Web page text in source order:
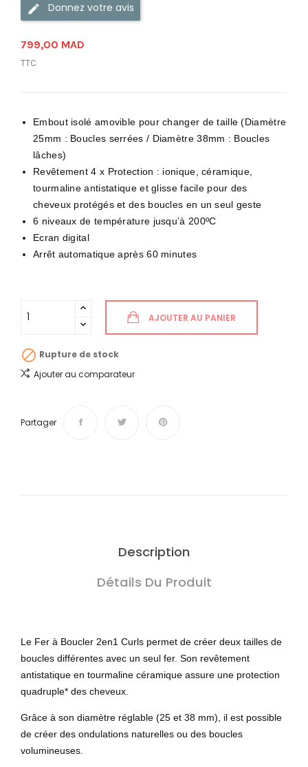
Donnez votre avis
799,00 MAD
TTC
Embout isolé amovible pour changer de taille (Diamètre
25mm : Boucles serrées / Diamètre 38mm : Boucles
lâches)
Revêtement 4 x Protection : ionique, céramique,
tourmaline antistatique et glisse facile pour des
cheveux protégés et des boucles en un seul geste
6 niveaux de température jusqu’à 200ºC
Ecran digital
Arrêt automatique après 60 minutes
AJOUTER AU PANIER
 Rupture de stock
Ajouter au comparateur
Partager
Description
Détails Du Produit
Le Fer à Boucler 2en1 Curls permet de créer deux tailles de
boucles différentes avec un seul fer. Son revêtement
antistatique en tourmaline céramique assure une protection
quadruple* des cheveux.
Grâce à son diamètre réglable (25 et 38 mm), il est possible
de créer des ondulations naturelles ou des boucles
volumineuses.